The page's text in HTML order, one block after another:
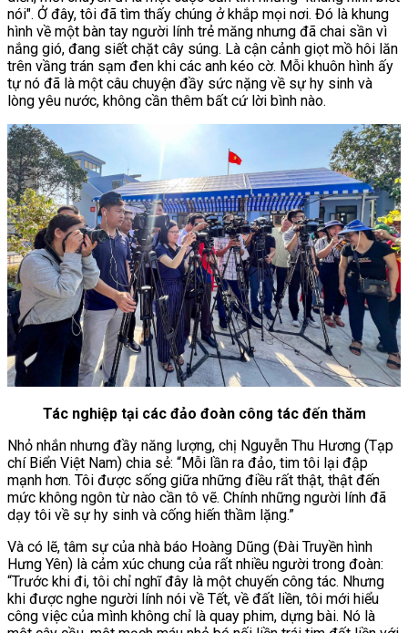
nói". Ở đây, tôi đã tìm thấy chúng ở khắp mọi nơi. Đó là khung
hình về một bàn tay người lính trẻ măng nhưng đã chai sần vì
nắng gió, đang siết chặt cây súng. Là cận cảnh giọt mồ hôi lăn
trên vầng trán sạm đen khi các anh kéo cờ. Mỗi khuôn hình ấy
tự nó đã là một câu chuyện đầy sức nặng về sự hy sinh và
lòng yêu nước, không cần thêm bất cứ lời bình nào.
Tác nghiệp tại các đảo đoàn công tác đến thăm
Nhỏ nhắn nhưng đầy năng lượng, chị Nguyễn Thu Hương (Tạp
chí Biển Việt Nam) chia sẻ: “Mỗi lần ra đảo, tim tôi lại đập
mạnh hơn. Tôi được sống giữa những điều rất thật, thật đến
mức không ngôn từ nào cần tô vẽ. Chính những người lính đã
dạy tôi về sự hy sinh và cống hiến thầm lặng.”
Và có lẽ, tâm sự của nhà báo Hoàng Dũng (Đài Truyền hình
Hưng Yên) là cảm xúc chung của rất nhiều người trong đoàn:
“Trước khi đi, tôi chỉ nghĩ đây là một chuyến công tác. Nhưng
khi được nghe người lính nói về Tết, về đất liền, tôi mới hiểu
công việc của mình không chỉ là quay phim, dựng bài. Nó là